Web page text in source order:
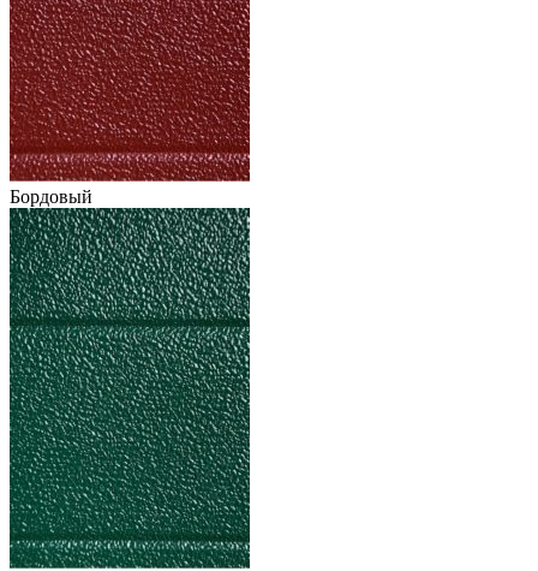
Бордовый